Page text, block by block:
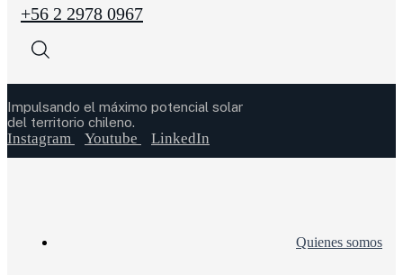
+56 2 2978 0967
Impulsando el máximo potencial solar
del territorio chileno.
Instagram Youtube LinkedIn
Quienes somos